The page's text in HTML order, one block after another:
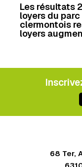
Les résultats
loyers du
clermontois
loyers
68 Ter,